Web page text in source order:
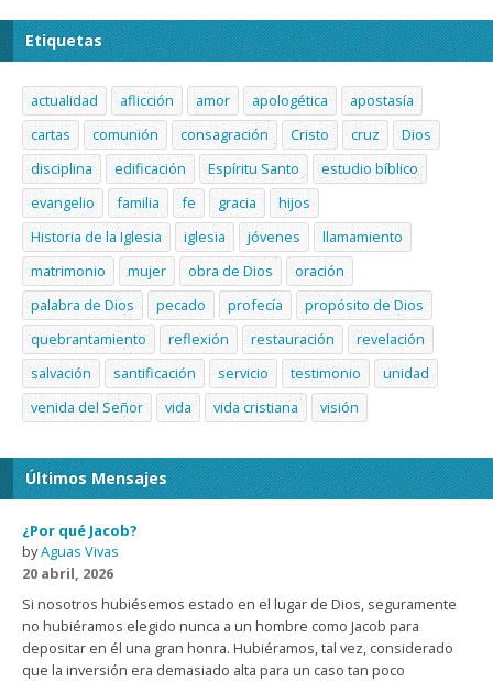
Etiquetas
actualidad aflicción amor apologética
apostasía
cartas
comunión consagración Cristo cruz
Dios
disciplina
edificación Espíritu Santo
estudio bíblico
evangelio
familia fe gracia
hijos
Historia de la Iglesia
iglesia jóvenes
llamamiento
matrimonio
mujer obra de Dios
oración
palabra de Dios
pecado profecía
propósito de Dios
quebrantamiento
reflexión restauración
revelación
salvación
santificación servicio testimonio
unidad
venida del Señor
vida vida cristiana visión
Últimos Mensajes
¿Por qué Jacob?
byAguas Vivas
20 abril, 2026
Si nosotros hubiésemos estado en el lugar de Dios, seguramente
no hubiéramos elegido nunca a un hombre como Jacob para
depositar en él una gran honra. Hubiéramos, tal vez, considerado
que la inversión era demasiado alta para un caso tan poco